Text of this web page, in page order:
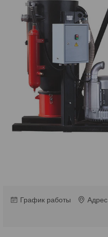
График работы Адрес